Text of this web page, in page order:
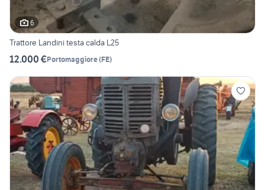
6
Trattore Landini testa calda L25
12.000 €Portomaggiore(FE)